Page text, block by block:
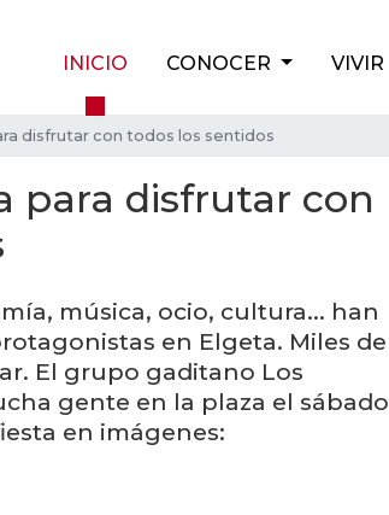
INICIO CONOCER VIVIR
disfrutar con todos los sentidos
para disfrutar con
música, ocio, cultura... han
en Elgeta. Miles de
El grupo gaditano Los
gente en la plaza el sábado
en imágenes: